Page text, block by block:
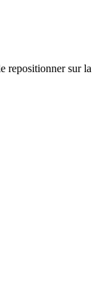
repositionner sur la